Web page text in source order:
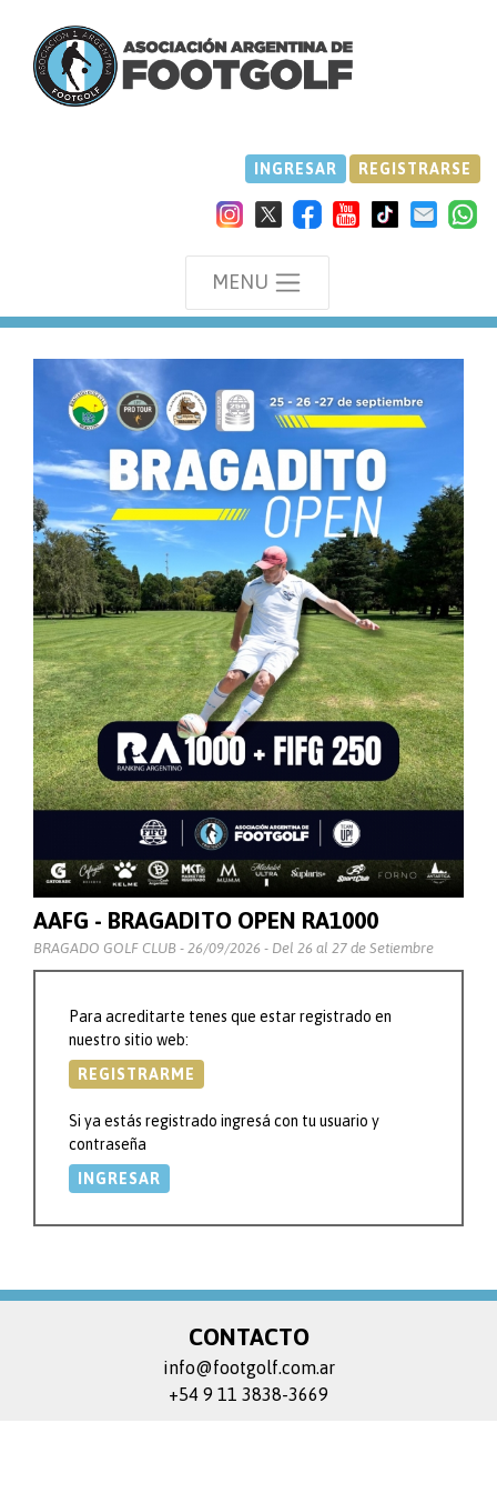
INGRESAR REGISTRARSE
MENU
AAFG - BRAGADITO OPEN RA1000
BRAGADO GOLF CLUB - 26/09/2026 - Del 26 al 27 de Setiembre
Para acreditarte tenes que estar registrado en
nuestro sitio web:
REGISTRARME
Si ya estás registrado ingresá con tu usuario y
contraseña
INGRESAR
CONTACTO
info@footgolf.com.ar
+54 9 11 3838-3669